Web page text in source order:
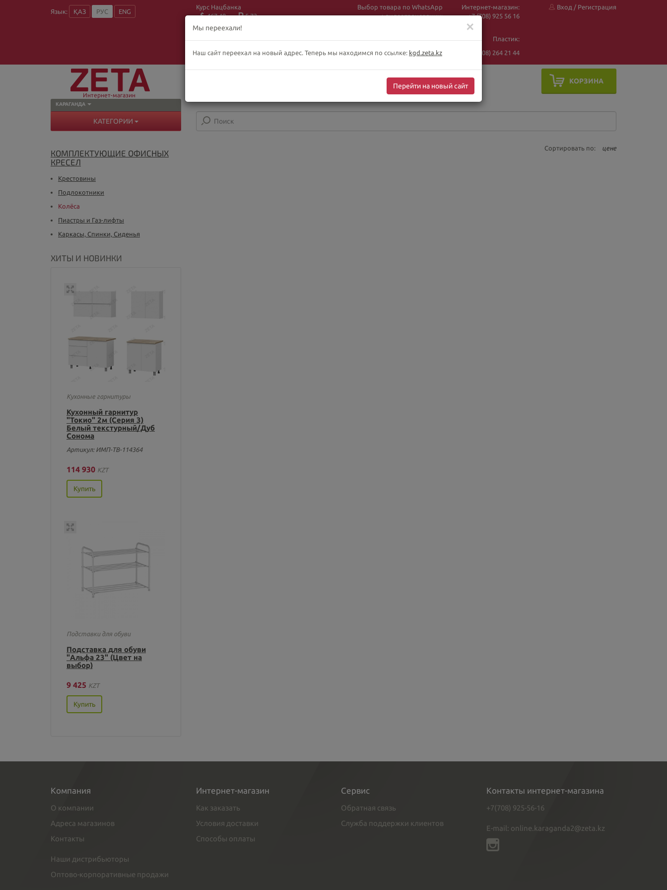
Язык: ҚАЗ РУС ENG
Курс Нацбанка
467.48
5.73
Выбор товара по WhatsApp
+ видеотрансляции:
Интернет-магазин:
+7 (708) 925 56 16
Пластик:
+7 (708) 264 21 44
Вход / Регистрация
КАРАГАНДА
Интернет-магазин
КОРЗИНА
КАТЕГОРИИ
КОМПЛЕКТУЮЩИЕ ОФИСНЫХ
КРЕСЕЛ
Крестовины
Подлокотники
Колёса
Пиастры и Газ-лифты
Каркасы, Спинки, Сиденья
ХИТЫ И НОВИНКИ
Кухонные гарнитуры
Кухонный гарнитур
"Токио" 2м (Серия 3)
Белый текстурный/Дуб
Сонома
Артикул: ИМП-ТВ-114364
114 930 KZT
Купить
Подставки для обуви
Подставка для обуви
"Альфа 23" (Цвет на
выбор)
9 425 KZT
Купить
Сортировать по: цене
Компания
О компании
Адреса магазинов
Контакты
Наши дистрибьюторы
Оптово-корпоративные продажи
Интернет-магазин
Как заказать
Условия доставки
Способы оплаты
Сервис
Обратная связь
Служба поддержки клиентов
Контакты интернет-магазина
+7(708) 925-56-16
E-mail: online.karaganda2@zeta.kz
✕
Мы переехали!
Наш сайт переехал на новый адрес. Теперь мы находимся по ссылке: kgd.zeta.kz
Перейти на новый сайт